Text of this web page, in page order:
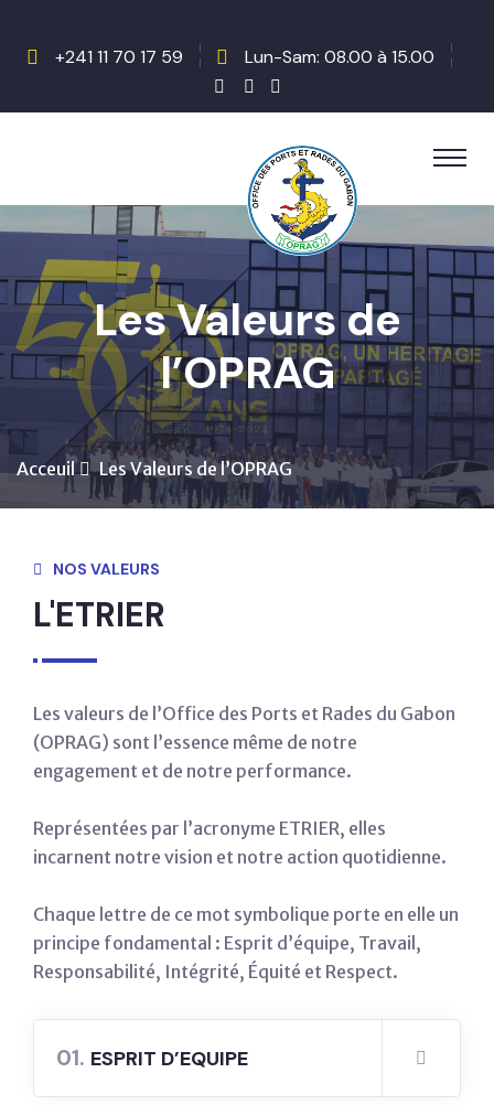
+241 11 70 17 59 Lun-Sam: 08.00 à 15.00
Les Valeurs de
l’OPRAG
Acceuil Les Valeurs de l’OPRAG
NOS VALEURS
L'ETRIER
Les valeurs de l’Office des Ports et Rades du Gabon
(OPRAG) sont l’essence même de notre
engagement et de notre performance.
Représentées par l’acronyme ETRIER, elles
incarnent notre vision et notre action quotidienne.
Chaque lettre de ce mot symbolique porte en elle un
principe fondamental : Esprit d’équipe, Travail,
Responsabilité, Intégrité, Équité et Respect.
01. ESPRIT D’EQUIPE